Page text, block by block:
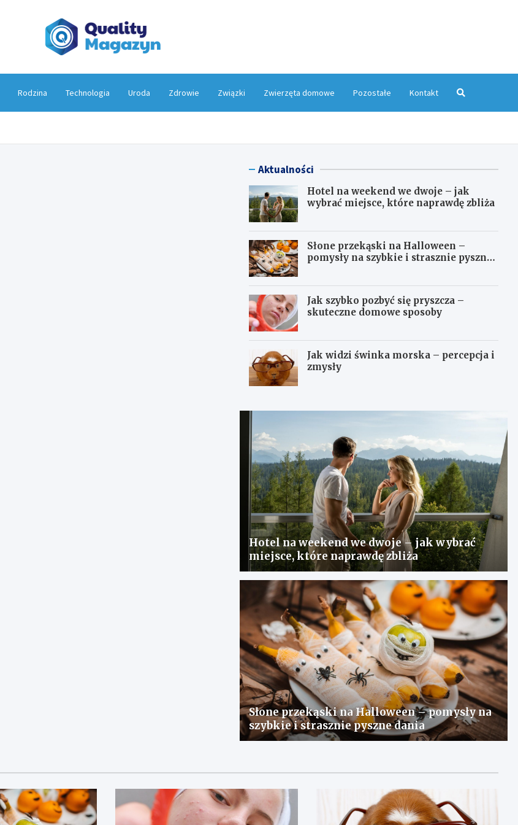
Rodzina Technologia Uroda Zdrowie Związki Zwierzęta domowe Pozostałe Kontakt
Aktualności
Hotel na weekend we dwoje – jak
wybrać miejsce, które naprawdę zbliża
Słone przekąski na Halloween –
pomysły na szybkie i strasznie pyszne
Jak szybko pozbyć się pryszcza –
skuteczne domowe sposoby
Jak widzi świnka morska – percepcja i
zmysły
Hotel na weekend we dwoje – jak wybrać
miejsce, które naprawdę zbliża
Słone przekąski na Halloween – pomysły na
szybkie i strasznie pyszne dania